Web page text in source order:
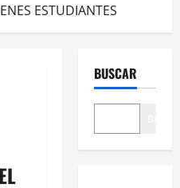
ESTUDIANTES
BUSCAR